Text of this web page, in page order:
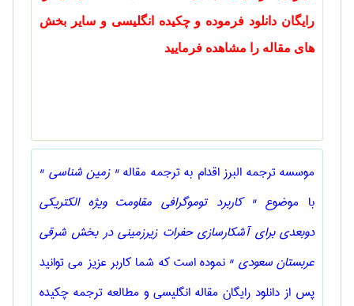
رایگان دانلود فرموده و چکیده انگلیسی و سایر بخش
های مقاله را مشاهده فرمایید
موسسه ترجمه البرز اقدام به ترجمه مقاله" زمين شناسی "
با موضوع" کاربرد توموگرافی مقاومت ویژه الکتریکی
دوبعدی برای آشکارسازی حفرات زیرزمینی در بخش شرقی
عربستان سعودی " نموده است که شما کاربر عزیز می توانید
پس از دانلود رایگان مقاله انگلیسی و مطالعه ترجمه چکیده